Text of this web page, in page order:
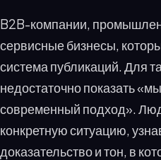
B2B-компании,
сервисные бизнесы,
система публикаций. Для
недостаточно показать
современный подход».
конкретную ситуацию,
доказательство и тон, в